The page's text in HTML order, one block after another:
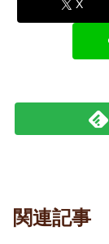
X
関連記事